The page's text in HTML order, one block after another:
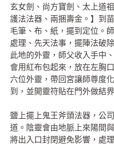
玄女劍、尚方寶劍、太上道
護法法器、兩捆壽金。】到
毛筆、布、紙，擺到定位。
處理、先天法事，擺陣法破
此地的外靈，師父收入手中
會用紅布包起來，放在左胸
六位外靈，帶回宮讓師尊度
到，並開靈符貼在門外做結
鹽上擺上鬼王斧頭法器，公
道。陰靈會由地脈上來陽間
將出入口封閉避免影響，處